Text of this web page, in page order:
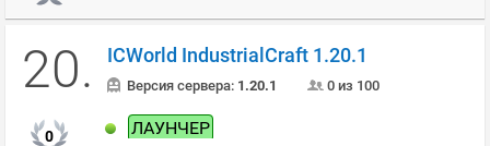
20. ICWorld IndustrialCraft 1.20.1
Версия сервера: 1.20.1 0 из 100
0 ЛАУНЧЕР